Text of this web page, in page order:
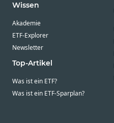
Wissen
Akademie
ETF-Explorer
Newsletter
Top-Artikel
Was ist ein ETF?
Was ist ein ETF-Sparplan?